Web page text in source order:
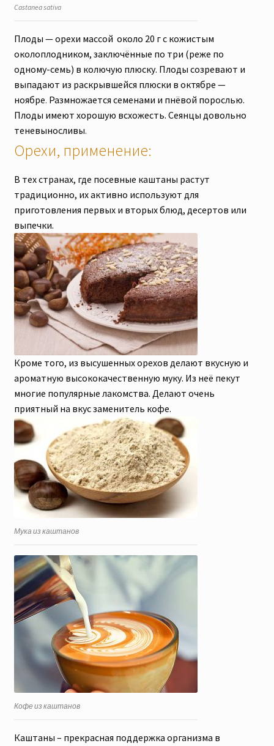
Castanea sativa
Плоды — орехи массой около 20 г с кожистым
околоплодником, заключённые по три (реже по
одному-семь) в колючую плюску. Плоды созревают и
выпадают из раскрывшейся плюски в октябре —
ноябре. Размножается семенами и пнёвой порослью.
Плоды имеют хорошую всхожесть. Сеянцы довольно
теневыносливы.
Орехи, применение:
В тех странах, где посевные каштаны растут
традиционно, их активно используют для
приготовления первых и вторых блюд, десертов или
выпечки.
Кроме того, из высушенных орехов делают вкусную и
ароматную высококачественную муку. Из неё пекут
многие популярные лакомства. Делают очень
приятный на вкус заменитель кофе.
Мука из каштанов
Кофе из каштанов
Каштаны – прекрасная поддержка организма в